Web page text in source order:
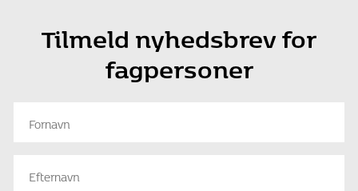
Tilmeld nyhedsbrev for
fagpersoner